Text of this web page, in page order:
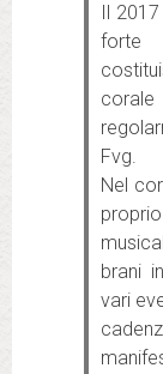
Il
forte
Fvg.
Nel
brani
vari